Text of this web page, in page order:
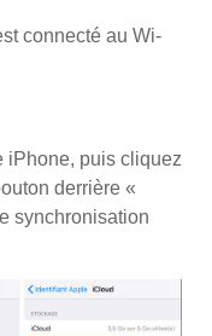
connecté au Wi-
iPhone, puis cliquez
derrière «
synchronisation